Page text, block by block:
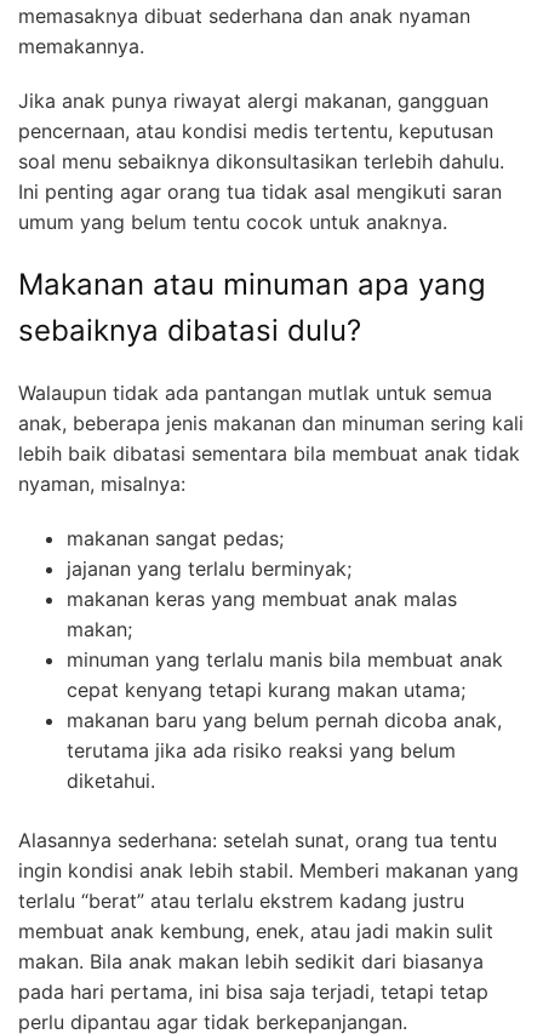
memasaknya dibuat sederhana dan anak nyaman
memakannya.
Jika anak punya riwayat alergi makanan, gangguan
pencernaan, atau kondisi medis tertentu, keputusan
soal menu sebaiknya dikonsultasikan terlebih dahulu.
Ini penting agar orang tua tidak asal mengikuti saran
umum yang belum tentu cocok untuk anaknya.
Makanan atau minuman apa yang
sebaiknya dibatasi dulu?
Walaupun tidak ada pantangan mutlak untuk semua
anak, beberapa jenis makanan dan minuman sering kali
lebih baik dibatasi sementara bila membuat anak tidak
nyaman, misalnya:
makanan sangat pedas;
jajanan yang terlalu berminyak;
makanan keras yang membuat anak malas
makan;
minuman yang terlalu manis bila membuat anak
cepat kenyang tetapi kurang makan utama;
makanan baru yang belum pernah dicoba anak,
terutama jika ada risiko reaksi yang belum
diketahui.
Alasannya sederhana: setelah sunat, orang tua tentu
ingin kondisi anak lebih stabil. Memberi makanan yang
terlalu “berat” atau terlalu ekstrem kadang justru
membuat anak kembung, enek, atau jadi makin sulit
makan. Bila anak makan lebih sedikit dari biasanya
pada hari pertama, ini bisa saja terjadi, tetapi tetap
perlu dipantau agar tidak berkepanjangan.